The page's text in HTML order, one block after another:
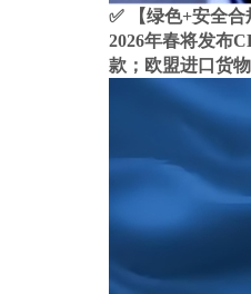
✅ 【绿色+安全合
2026年春将发布
款；欧盟进口货